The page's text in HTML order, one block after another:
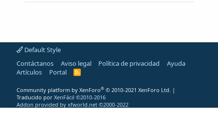
Default Style
Contáctanos
Aviso legal Política de privacidad
Ayuda
Artículos
Portal
R
Community platform by XenForo® © 2010-2021 XenForo Ltd. |
Traducido por XenFácil ©2010-2016
Addon provided by xfworld.net ©2000-2022